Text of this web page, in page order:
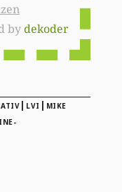
bydekoder
| LVI | MIKE